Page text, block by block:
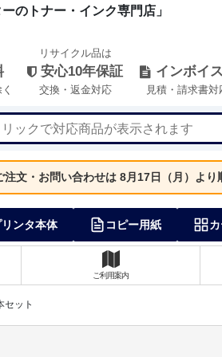
のトナー・インク専門店」
リサイクル品は
安心10年保証
交換・返金対応
インボイ
見積・請求書対
注文・お問い合わせは 8月17日（月）より
リンタ本体 コピー用紙
ご利用案内
セット